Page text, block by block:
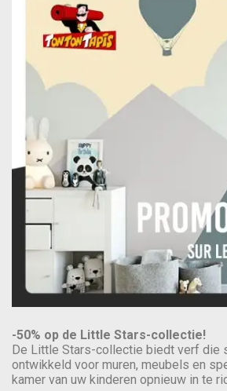
-50% op de Little Stars-collectie!
De Little Stars-collectie biedt verf die
ontwikkeld voor muren, meubels en
kamer van uw kinderen opnieuw in te